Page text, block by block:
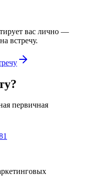
вас лично —
встречу.
первичная